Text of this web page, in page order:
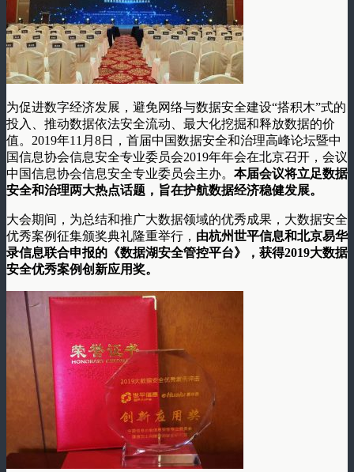
为促进数字经济发展，避免网络与数据安全建设“搭积木”式的
投入、推动数据依法安全流动、最大化挖掘和释放数据的价
值。2019年11月8日，首届中国数据安全和治理高峰论坛暨中
国信息协会信息安全专业委员会2019年年会在北京召开，会议
中国信息协会信息安全专业委员会主办。 本届会议将立足数据
安全和治理两大热点话题，旨在护航数据经济稳健发展。
大会期间，为总结和推广大数据领域的优秀成果，大数据安全
优秀案例征集颁奖典礼隆重举行， 由杭州世平信息和北京易华
录信息联合申报的《数据湖安全管控平台》，获得2019大数据
安全优秀案例创新应用奖。